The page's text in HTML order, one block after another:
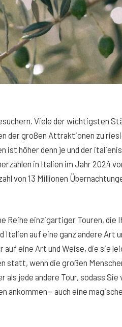
Viele der wichtigsten
der großen Attraktionen zu
ist höher denn je und der
in Italien im Jahr 2024
von 13 Millionen
Reihe einzigartiger Touren, die
Italien auf eine ganz andere Art
auf eine Art und Weise, die sie
statt, wenn die großen
jede andere Tour, sodass Sie
ankommen – auch eine